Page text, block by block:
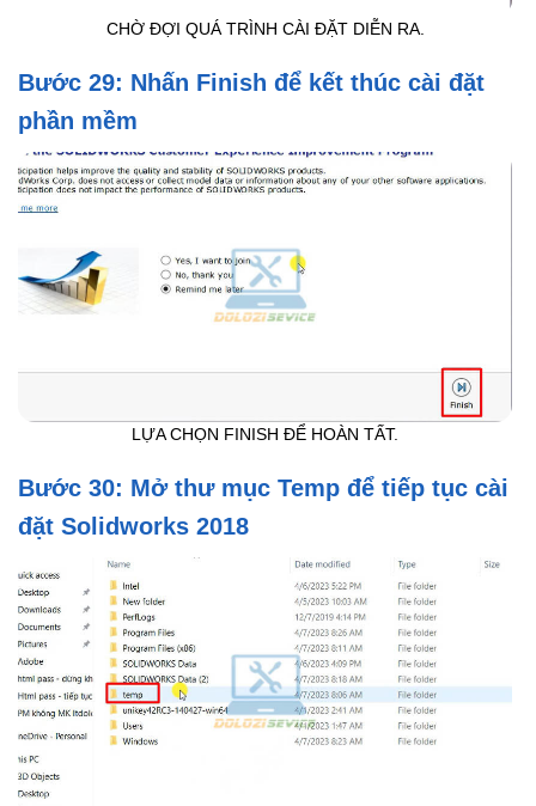
CHỜ ĐỢI QUÁ TRÌNH CÀI ĐẶT DIỄN RA.
Bước 29: Nhấn Finish để kết thúc cài đặt
phần mềm
LỰA CHỌN FINISH ĐỂ HOÀN TẤT.
Bước 30: Mở thư mục Temp để tiếp tục cài
đặt Solidworks 2018